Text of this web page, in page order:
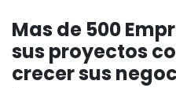
Mas de 500
sus proyectos
crecer sus